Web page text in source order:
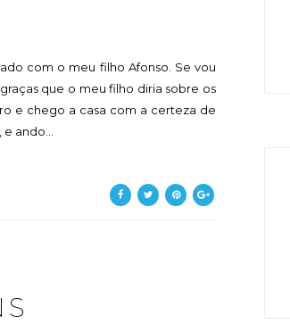
com o meu filho Afonso. Se vou
que o meu filho diria sobre os
e chego a casa com a certeza de
ando...